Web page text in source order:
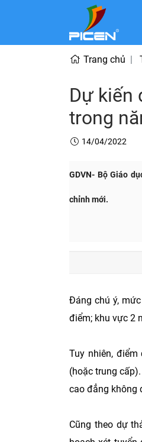
Trang chủ
Dự kiến
trong
14/04/2022
GDVN- Bộ Giáo
chỉnh mới.
Đáng chú ý,
điểm; khu vực 2
Tuy nhiên,
(hoặc trung
cao đẳng không
Cũng theo dự